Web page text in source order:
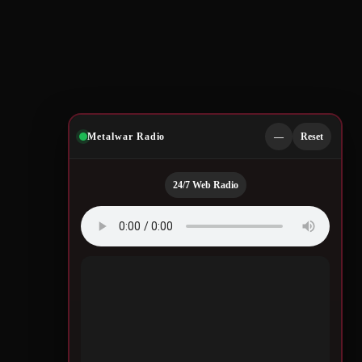
Metalwar Radio — Reset
24/7 Web Radio